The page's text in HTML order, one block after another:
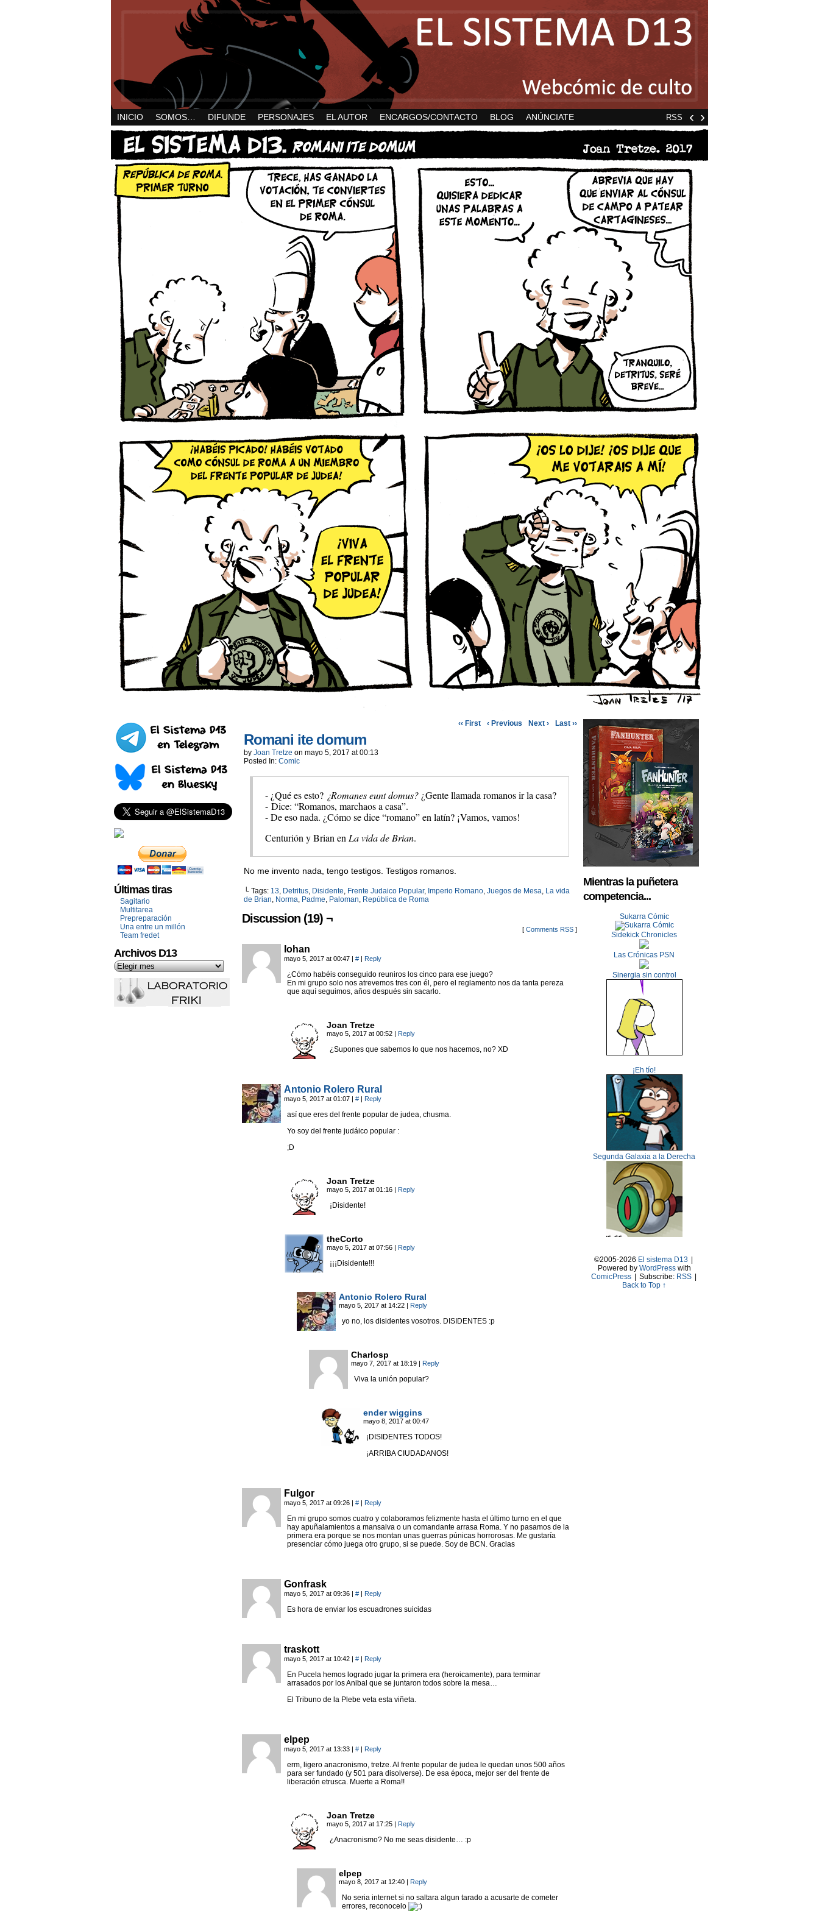
RSS ‹ ›
INICIO SOMOS… DIFUNDE PERSONAJES EL AUTOR ENCARGOS/CONTACTO BLOG ANÚNCIATE
Últimas tiras
Sagitario
Multitarea
Prepreparación
Una entre un millón
Team fredet
Archivos D13
‹‹ First ‹ Previous Next › Last ››
Romani ite domum
by Joan Tretze on mayo 5, 2017 at00:13
Posted In: Comic
- ¿Qué es esto? ¿Romanes eunt domus? ¿Gente llamada romanos ir la casa?
- Dice: “Romanos, marchaos a casa”.
- De eso nada. ¿Cómo se dice “romano” en latín? ¡Vamos, vamos!
Centurión y Brian en La vida de Brian.
No me invento nada, tengo testigos. Testigos romanos.
└ Tags: 13, Detritus, Disidente, Frente Judaico Popular, Imperio Romano, Juegos de Mesa, La vida
de Brian, Norma, Padme, Paloman, República de Roma
Discussion (19) ¬
[ Comments RSS ]
Iohan
mayo 5, 2017 at 00:47 | # | Reply
¿Cómo habéis conseguido reuniros los cinco para ese juego?
En mi grupo solo nos atrevemos tres con él, pero el reglamento nos da tanta pereza
que aquí seguimos, años después sin sacarlo.
Joan Tretze
mayo 5, 2017 at 00:52 | Reply
¿Supones que sabemos lo que nos hacemos, no? XD
Antonio Rolero Rural
mayo 5, 2017 at 01:07 | # | Reply
así que eres del frente popular de judea, chusma.
Yo soy del frente judáico popular :
;D
Joan Tretze
mayo 5, 2017 at 01:16 | Reply
¡Disidente!
theCorto
mayo 5, 2017 at 07:56 | Reply
¡¡¡Disidente!!!
Antonio Rolero Rural
mayo 5, 2017 at 14:22 | Reply
yo no, los disidentes vosotros. DISIDENTES :p
Charlosp
mayo 7, 2017 at 18:19 | Reply
Viva la unión popular?
ender wiggins
mayo 8, 2017 at 00:47
¡DISIDENTES TODOS!
¡ARRIBA CIUDADANOS!
Fulgor
mayo 5, 2017 at 09:26 | # | Reply
En mi grupo somos cuatro y colaboramos felizmente hasta el último turno en el que
hay apuñalamientos a mansalva o un comandante arrasa Roma. Y no pasamos de la
primera era porque se nos montan unas guerras púnicas horrorosas. Me gustaría
presenciar cómo juega otro grupo, si se puede. Soy de BCN. Gracias
Gonfrask
mayo 5, 2017 at 09:36 | # | Reply
Es hora de enviar los escuadrones suicidas
traskott
mayo 5, 2017 at 10:42 | # | Reply
En Pucela hemos logrado jugar la primera era (heroicamente), para terminar
arrasados por los Anibal que se juntaron todos sobre la mesa…
El Tribuno de la Plebe veta esta viñeta.
elpep
mayo 5, 2017 at 13:33 | # | Reply
erm, ligero anacronismo, tretze. Al frente popular de judea le quedan unos 500 años
para ser fundado (y 501 para disolverse). De esa época, mejor ser del frente de
liberación etrusca. Muerte a Roma!!
Joan Tretze
mayo 5, 2017 at 17:25 | Reply
¿Anacronismo? No me seas disidente… :p
elpep
mayo 8, 2017 at 12:40 | Reply
No seria internet si no saltara algun tarado a acusarte de cometer
errores, reconocelo
Mientras la puñetera
competencia...
Sukarra Cómic
Sidekick Chronicles
Las Crónicas PSN
Sinergia sin control
¡Eh tío!
Segunda Galaxia a la Derecha
©2005-2026 El sistema D13
Powered by WordPresswith
ComicPress
Subscribe: RSS
Back to Top ↑